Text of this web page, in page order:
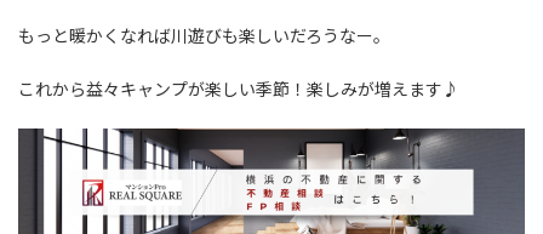
もっと暖かくなれば川遊びも楽しいだろうなー。
これから益々キャンプが楽しい季節！楽しみが増えます♪